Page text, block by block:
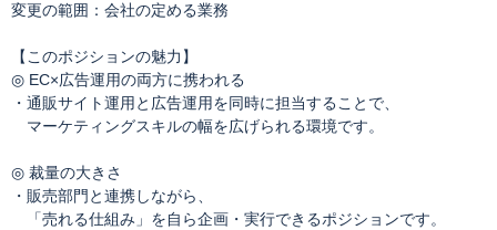
変更の範囲：会社の定める業務
【このポジションの魅力】
◎ EC×広告運用の両方に携われる
・通販サイト運用と広告運用を同時に担当することで、
マーケティングスキルの幅を広げられる環境です。
◎ 裁量の大きさ
・販売部門と連携しながら、
「売れる仕組み」を自ら企画・実行できるポジションです。